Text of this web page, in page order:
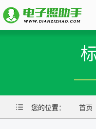
证件照电子版制
一寸照片|
图片压缩
图片合并
——
您的位置： 首页